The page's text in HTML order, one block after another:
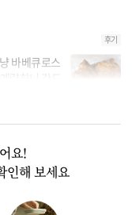
후기
바베큐로스
요!
인해 보세요